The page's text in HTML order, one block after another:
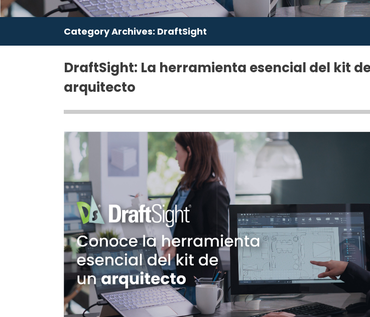
Category Archives: DraftSight
DraftSight: La herramienta esencial del kit
arquitecto